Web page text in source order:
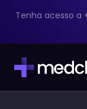
Tenha acesso a